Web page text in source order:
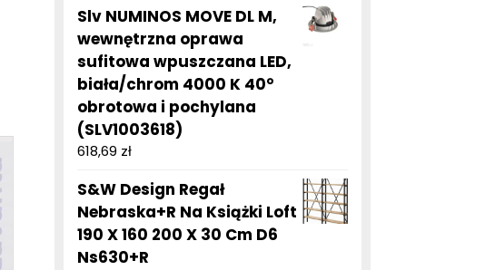
Slv NUMINOS MOVE DL M,
wewnętrzna oprawa
sufitowa wpuszczana LED,
biała/chrom 4000 K 40°
obrotowa i pochylana
(SLV1003618)
618,69 zł
S&W Design Regał
Nebraska+R Na Książki Loft
190 X 160 200 X 30 Cm D6
Ns630+R